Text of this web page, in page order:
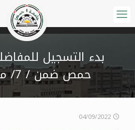
بدء التسجيل
حمص ضمن / 7/ مراكز للتسجيل
04/09/2022